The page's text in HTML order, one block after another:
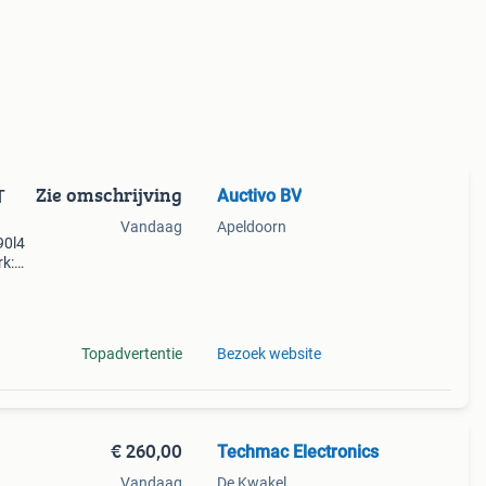
Zie omschrijving
Vandaag
Topadvertentie
Auctivo BV
Apeldoorn
Bezoek website
€ 260,00 Techmac Electronics